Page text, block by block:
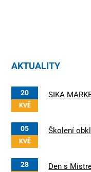
AKTUALITY
20
KVĚ
SIKA
05
KVĚ
Školení
28 Den s